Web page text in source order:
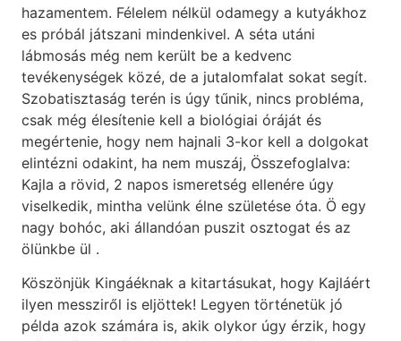
hazamentem. Félelem nélkül odamegy a kutyákhoz
es próbál játszani mindenkivel. A séta utáni
lábmosás még nem került be a kedvenc
tevékenységek közé, de a jutalomfalat sokat segít.
Szobatisztaság terén is úgy tűnik, nincs probléma,
csak még élesítenie kell a biológiai óráját és
megértenie, hogy nem hajnali 3-kor kell a dolgokat
elintézni odakint, ha nem muszáj, Összefoglalva:
Kajla a rövid, 2 napos ismeretség ellenére úgy
viselkedik, mintha velünk élne születése óta. Ö egy
nagy bohóc, aki állandóan puszit osztogat és az
ölünkbe ül .
Köszönjük Kingáéknak a kitartásukat, hogy Kajláért
ilyen messziről is eljöttek! Legyen történetük jó
példa azok számára is, akik olykor úgy érzik, hogy